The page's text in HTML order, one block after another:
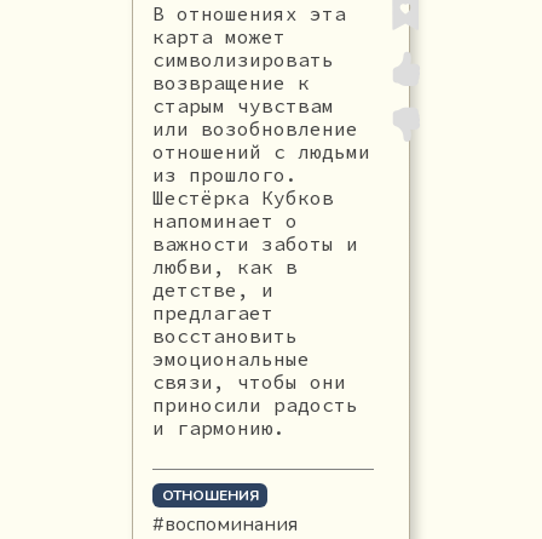
В отношениях эта
карта может
символизировать
возвращение к
старым чувствам
или возобновление
отношений с людьми
из прошлого.
Шестёрка Кубков
напоминает о
важности заботы и
любви, как в
детстве, и
предлагает
восстановить
эмоциональные
связи, чтобы они
приносили радость
и гармонию.
ОТНОШЕНИЯ
#воспоминания